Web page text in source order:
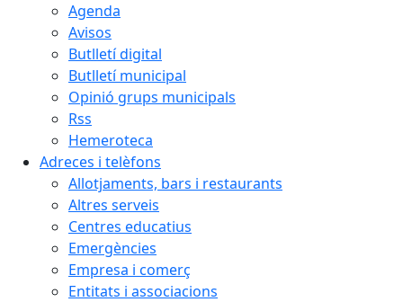
Agenda
Avisos
Butlletí digital
Butlletí municipal
Opinió grups municipals
Rss
Hemeroteca
Adreces i telèfons
Allotjaments, bars i restaurants
Altres serveis
Centres educatius
Emergències
Empresa i comerç
Entitats i associacions